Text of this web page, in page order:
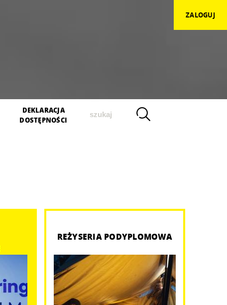
DEKLARACJA
DOSTĘPNOŚCI
ZALOGUJ
REŻYSERIA PODYPLOMOWA